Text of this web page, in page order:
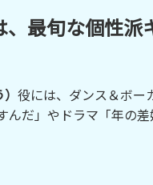
最旬な個性派
役には、ダンス＆ボー
んだ」やドラマ「年の